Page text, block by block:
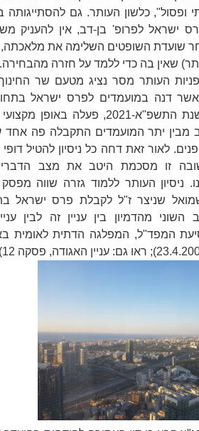
ופסול", כלשון העותר. גם להסתייגותה
ישראל לפרופ' בן-דב, אין להעניק
שועדת השופטים השלימה את
שאין בה כדי ללמד על חזרה מהבחירה.
העותר מסר נציג מטעם שר
דנה במועמדים לפרס ישראל
והכללית לשנת התשפ"א-2021,
מבין יתר המועמדים התקבלה פה אחד
לאור זאת דחה כל ניסיון להטיל
זו מסכמת היטב את מצב
ניסיון העותר ללמוד גזרה שווה
שמואל שניצר ז"ל לקבלת פרס ישראל
מהדמיון בין עניין זה לבין
המפד"ל, המפלגה הדתית לאומית
האגודה, פסקה 12).